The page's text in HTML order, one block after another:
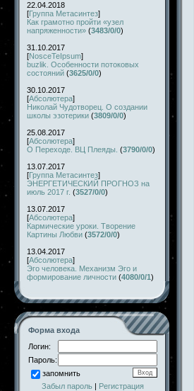
22.04.2018
[Группа Метасинтез]
Как грамотно пройти «узел
напряженности» (3483/0/0)
31.10.2017
[NosceTeIpsum]
buzlik. Особенности потоковых
состояний (3625/0/0)
30.10.2017
[Абсолютера]
Николай Чудотворец. О создании
школы эзотерики (3809/0/0)
25.08.2017
[Абсолютера]
О Переходе. ВЦ Плеяды. (3790/0/0)
13.07.2017
[Группа Метасинтез]
ЭНЕРГЕТИЧЕСКИЙ ПРОГНОЗ на
июль 2017 г. (3527/0/0)
13.07.2017
[Абсолютера]
Кармические уроки. Творение
Картины Любви (3572/0/0)
13.04.2017
[Абсолютера]
Эго человека. Механизм Эго и
формирование личности (4080/0/1)
Форма входа
Логин:
Пароль:
запомнить
Забыл пароль | Регистрация